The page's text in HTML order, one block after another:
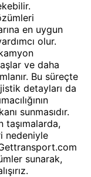
en uygun
olur.
ve daha
Bu süreçte
detayları da
sunmasıdır.
taşımalarda,
nedeniyle
sunarak,